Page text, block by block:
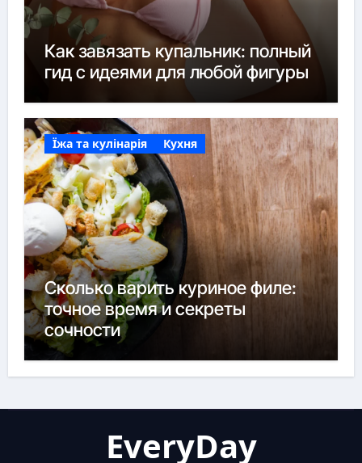
Как завязать купальник: полный
гид с идеями для любой фигуры
Їжа та кулінарія Кухня
Сколько варить куриное филе:
точное время и секреты
сочности
EveryDay